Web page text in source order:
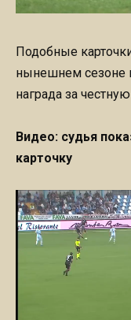
Подобные
нынешнем сезоне
награда за
Видео: судья
карточку
Видеоплеер